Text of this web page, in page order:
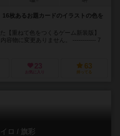
枚あるお題カードのイラストの色を
【重ねて色をつくるゲーム新装版】
容物に変更ありません。 ------------ 7
23
お気に入り
63
持ってる
ロ / 旗彩